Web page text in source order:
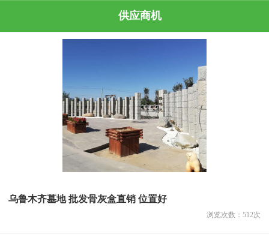
供应商机
乌鲁木齐墓地 批发骨灰盒直销 位置好
浏览次数： 512次